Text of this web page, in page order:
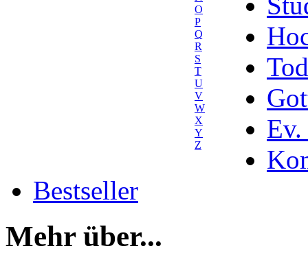
O
P
Q
R
S
T
U
V
W
X
Y
Z
Ev.
Bestseller
Mehr über...